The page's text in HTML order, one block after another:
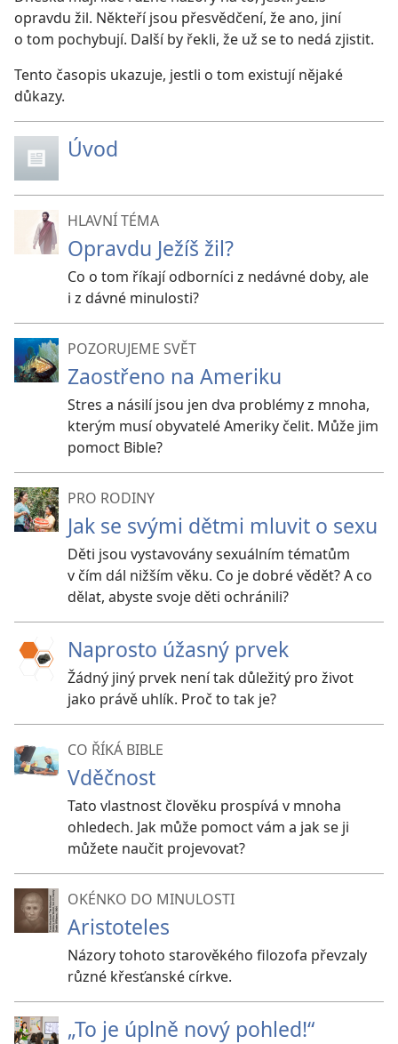
opravdu žil. Někteří jsou přesvědčení, že ano, jiní
o tom pochybují. Další by řekli, že už se to nedá zjistit.
Tento časopis ukazuje, jestli o tom existují nějaké
důkazy.
Úvod
HLAVNÍ TÉMA
Opravdu Ježíš žil?
Co o tom říkají odborníci z nedávné doby, ale
i z dávné minulosti?
POZORUJEME SVĚT
Zaostřeno na Ameriku
Stres a násilí jsou jen dva problémy z mnoha,
kterým musí obyvatelé Ameriky čelit. Může jim
pomoct Bible?
PRO RODINY
Jak se svými dětmi mluvit o sexu
Děti jsou vystavovány sexuálním tématům
v čím dál nižším věku. Co je dobré vědět? A co
dělat, abyste svoje děti ochránili?
Naprosto úžasný prvek
Žádný jiný prvek není tak důležitý pro život
jako právě uhlík. Proč to tak je?
CO ŘÍKÁ BIBLE
Vděčnost
Tato vlastnost člověku prospívá v mnoha
ohledech. Jak může pomoct vám a jak se ji
můžete naučit projevovat?
OKÉNKO DO MINULOSTI
Aristoteles
Názory tohoto starověkého filozofa převzaly
různé křesťanské církve.
„To je úplně nový pohled!“